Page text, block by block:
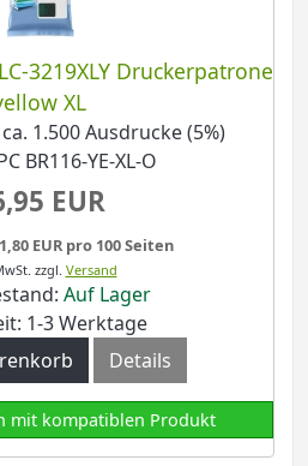
3219XLY Druckerpatrone
XL
1.500 Ausdrucke (5%)
BR116-YE-XL-O
EUR
EUR pro 100 Seiten
zzgl. Versand
Auf Lager
1-3 Werktage
Details
mit kompatiblen Produkt